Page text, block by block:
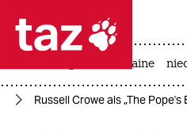
 taz zahl
taz zahl ich
krieg in der ukraine
Russell Crowe als „The